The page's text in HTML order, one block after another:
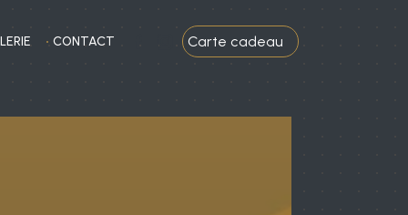
CONTACT Carte cadeau